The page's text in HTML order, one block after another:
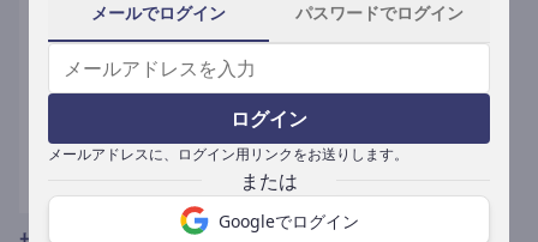
メールでログイン パスワードでログイン
ログイン
メールアドレスに、ログイン用リンクをお送りします。
Googleでログイン